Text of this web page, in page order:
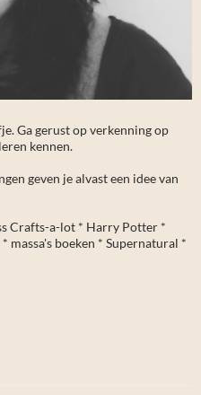
Ga gerust op verkenning op
kennen.
geven je alvast een idee van
Crafts-a-lot * Harry Potter *
massa's boeken * Supernatural *